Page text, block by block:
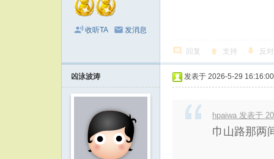
收听TA 发消息
回复 支持 反对
凶泳波涛 发表于 2026-5-29 16:16:00
hpaiwa 发表于
巾山路那两